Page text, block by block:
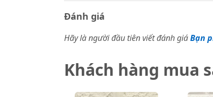
Đánh giá
Hãy là người đầu tiên viết đánh giáBạn
Khách hàng mua